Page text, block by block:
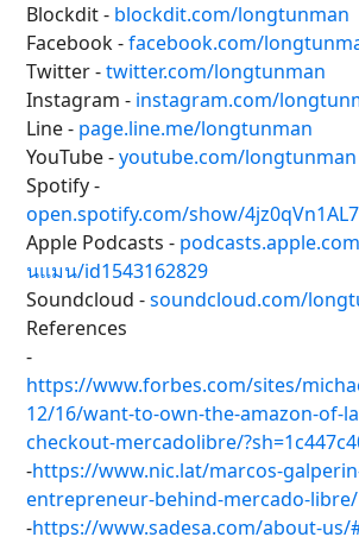
Blockdit - blockdit.com/longtunman
Facebook -facebook.com/
Twitter -twitter.com/longtunman
Instagram - instagram.com/
Line - page.line.me/longtunman
YouTube -youtube.com/longtunman
Spotify -
open.spotify.com/show/
Apple Podcasts -
นแมน/id1543162829
Soundcloud -soundcloud.com/
References
-
https://www.forbes.com/sites/
12/16/want-to-own-the-amazon-of-
checkout-mercadolibre/
-https://www.nic.lat/marcos-
entrepreneur-behind-mercado-libre/
-https://www.sadesa.com/about-us/